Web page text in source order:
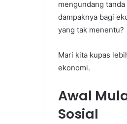
mengundang
dampaknya bagi
yang tak menentu?
Mari kita kupas
ekonomi.
Awal
Sosial